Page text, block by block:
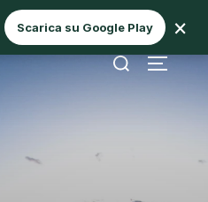
Scarica su Google Play ×